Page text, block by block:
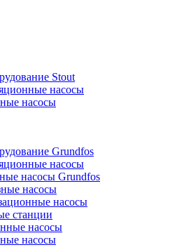
Stout
насосы
насосы
Grundfos
насосы
насосы Grundfos
насосы
насосы
станции
насосы
насосы